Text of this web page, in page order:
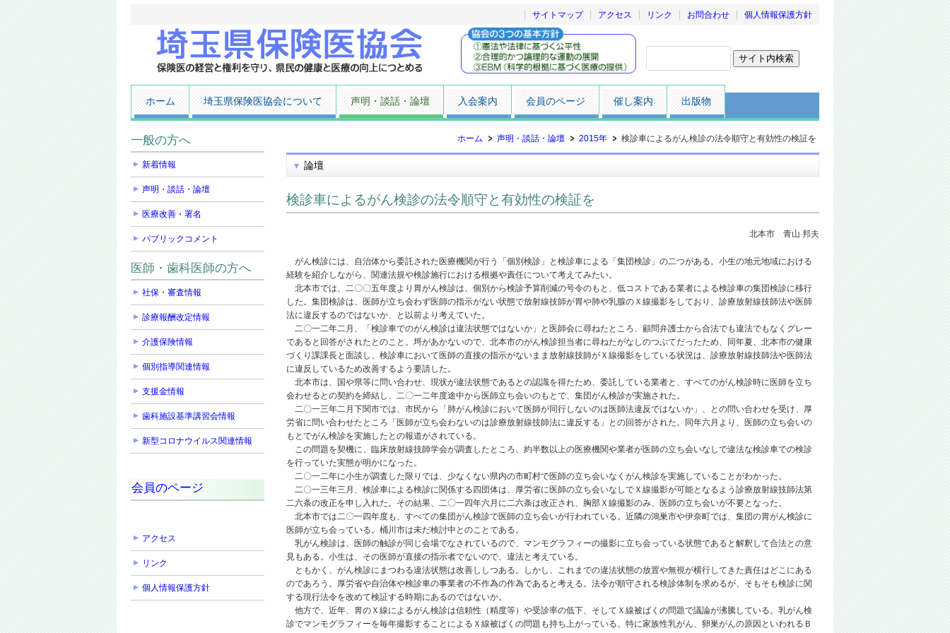
サイトマップ アクセス リンク お問合わせ 個人情報保護方針
ホーム 埼玉県保険医協会について 声明・談話・論壇 入会案内 会員のページ 催し案内 出版物
ホーム 声明・談話・論壇 2015年 検診車によるがん検診の法令順守と有効性の検証を
論壇
検診車によるがん検診の法令順守と有効性の検証を
北本市 青山 邦夫
がん検診には、自治体から委託された医療機関が行う「個別検診」と検診車による「集団検診」の二つがある。小生の地元地域における
経験を紹介しながら、関連法規や検診施行における根拠や責任について考えてみたい。
北本市では、二〇〇五年度より胃がん検診は、個別から検診予算削減の号令のもと、低コストである業者による検診車の集団検診に移行
した。集団検診は、医師が立ち会わず医師の指示がない状態で放射線技師が胃や肺や乳腺のＸ線撮影をしており、診療放射線技師法や医師
法に違反するのではないか、と以前より考えていた。
二〇一二年二月、「検診車でのがん検診は違法状態ではないか」と医師会に尋ねたところ、顧問弁護士から合法でも違法でもなくグレー
であると回答がされたとのこと。埒があかないので、北本市のがん検診担当者に尋ねたがなしのつぶてだったため、同年夏、北本市の健康
づくり課課長と面談し、検診車において医師の直接の指示がないまま放射線技師がＸ線撮影をしている状況は、診療放射線技師法や医師法
に違反しているため改善するよう要請した。
北本市は、国や県等に問い合わせ、現状が違法状態であるとの認識を得たため、委託している業者と、すべてのがん検診時に医師を立ち
会わせるとの契約を締結し、二〇一二年度途中から医師立ち会いのもとで、集団がん検診が実施された。
二〇一三年二月下関市では、市民から「肺がん検診において医師が同行しないのは医師法違反ではないか」、との問い合わせを受け、厚
労省に問い合わせたところ「医師が立ち会わないのは診療放射線技師法に違反する」との回答がされた。同年六月より、医師の立ち会いの
もとでがん検診を実施したとの報道がされている。
この問題を契機に、臨床放射線技師学会が調査したところ、約半数以上の医療機関や業者が医師の立ち会いなしで違法な検診車での検診
を行っていた実態が明かになった。
二〇一二年に小生が調査した限りでは、少なくない県内の市町村で医師の立ち会いなくがん検診を実施していることがわかった。
二〇一三年三月、検診車による検診に関係する四団体は、厚労省に医師の立ち会いなしでＸ線撮影が可能となるよう診療放射線技師法第
二六条の改正を申し入れた。その結果、二〇一四年六月に二六条は改正され、胸部Ｘ線撮影のみ、医師の立ち会いが不要となった。
北本市では二〇一四年度も、すべての集団がん検診で医師の立ち会いが行われている。近隣の鴻巣市や伊奈町では、集団の胃がん検診に
医師が立ち会っている。桶川市は未だ検討中とのことである。
乳がん検診は、医師の触診が同じ会場でなされているので、マンモグラフィーの撮影に立ち会っている状態であると解釈して合法との意
見もある。小生は、その医師が直接の指示者でないので、違法と考えている。
ともかく、がん検診にまつわる違法状態は改善ししつある。しかし、これまでの違法状態の放置や無視が横行してきた責任はどこにある
のであろう。厚労省や自治体や検診車の事業者の不作為の作為であると考える。法令が順守される検診体制を求めるが、そもそも検診に関
する現行法令を改めて検証する時期にあるのではないか。
他方で、近年、胃のＸ線によるがん検診は信頼性（精度等）や受診率の低下、そしてＸ線被ばくの問題で議論が沸騰している。乳がん検
診でマンモグラフィーを毎年撮影することによるＸ線被ばくの問題も持ち上がっている。特に家族性乳がん、卵巣がんの原因といわれるＢ
一般の方へ
新着情報
声明・談話・論壇
医療改善・署名
パブリックコメント
医師・歯科医師の方へ
社保・審査情報
診療報酬改定情報
介護保険情報
個別指導関連情報
支援金情報
歯科施設基準講習会情報
新型コロナウイルス関連情報
会員のページ
アクセス
リンク
個人情報保護方針